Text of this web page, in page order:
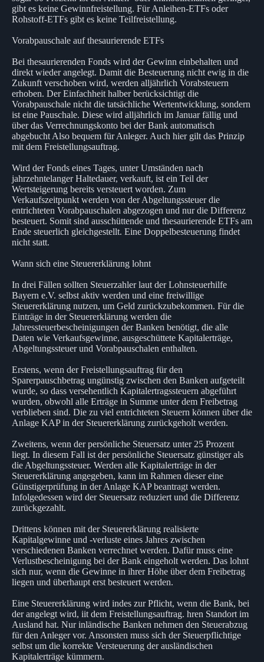
gibt es keine Gewinnfreistellung. Für Anleihen-ETFs oder
Rohstoff-ETFs gibt es keine Teilfreistellung.
Vorabpauschale auf thesaurierende ETFs
Bei thesaurierenden Fonds wird der Gewinn einbehalten und
direkt wieder angelegt. Damit die Besteuerung nicht ewig in die
Zukunft verschoben wird, werden alljährlich Vorabsteuern
erhoben. Der Einfachheit halber berücksichtigt die
Vorabpauschale nicht die tatsächliche Wertentwicklung, sondern
ist eine Pauschale. Diese wird alljährlich im Januar fällig und
über das Verrechnungskonto bei der Bank automatisch
abgebucht Also bequem für Anleger. Auch hier gilt das Prinzip
mit dem Freistellungsauftrag.
Wird der Fonds eines Tages, unter Umständen nach
jahrzehntelanger Haltedauer, verkauft, ist ein Teil der
Wertsteigerung bereits versteuert worden. Zum
Verkaufszeitpunkt werden von der Abgeltungssteuer die
entrichteten Vorabpauschalen abgezogen und nur die Differenz
besteuert. Somit sind ausschüttende und thesaurierende ETFs am
Ende steuerlich gleichgestellt. Eine Doppelbesteuerung findet
nicht statt.
Wann sich eine Steuererklärung lohnt
In drei Fällen sollten Steuerzahler laut der Lohnsteuerhilfe
Bayern e.V. selbst aktiv werden und eine freiwillige
Steuererklärung nutzen, um Geld zurückzubekommen. Für die
Einträge in der Steuererklärung werden die
Jahressteuerbescheinigungen der Banken benötigt, die alle
Daten wie Verkaufsgewinne, ausgeschüttete Kapitalerträge,
Abgeltungssteuer und Vorabpauschalen enthalten.
Erstens, wenn der Freistellungsauftrag für den
Sparerpauschbetrag ungünstig zwischen den Banken aufgeteilt
wurde, so dass versehentlich Kapitalertragssteuern abgeführt
wurden, obwohl alle Erträge in Summe unter dem Freibetrag
verblieben sind. Die zu viel entrichteten Steuern können über die
Anlage KAP in der Steuererklärung zurückgeholt werden.
Zweitens, wenn der persönliche Steuersatz unter 25 Prozent
liegt. In diesem Fall ist der persönliche Steuersatz günstiger als
die Abgeltungssteuer. Werden alle Kapitalerträge in der
Steuererklärung angegeben, kann im Rahmen dieser eine
Günstigerprüfung in der Anlage KAP beantragt werden.
Infolgedessen wird der Steuersatz reduziert und die Differenz
zurückgezahlt.
Drittens können mit der Steuererklärung realisierte
Kapitalgewinne und -verluste eines Jahres zwischen
verschiedenen Banken verrechnet werden. Dafür muss eine
Verlustbescheinigung bei der Bank eingeholt werden. Das lohnt
sich nur, wenn die Gewinne in ihrer Höhe über dem Freibetrag
liegen und überhaupt erst besteuert werden.
Eine Steuererklärung wird indes zur Pflicht, wenn die Bank, bei
der angelegt wird, iit dem Freistellungsauftrag. hren Standort im
Ausland hat. Nur inländische Banken nehmen den Steuerabzug
für den Anleger vor. Ansonsten muss sich der Steuerpflichtige
selbst um die korrekte Versteuerung der ausländischen
Kapitalerträge kümmern.